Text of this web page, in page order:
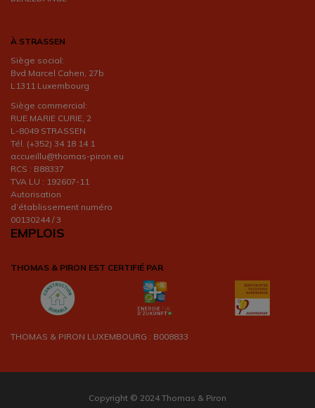
À STRASSEN
Siège social:
Bvd Marcel Cahen, 27b
L1311 Luxembourg
Siège commercial:
RUE MARIE CURIE, 2
L-8049 STRASSEN
Tél. (+352) 34 18 14 1
accueillu@thomas-piron.eu
RCS : B88337
TVA LU : 192607-11
Autorisation
d’établissement numéro
00130244 / 3
EMPLOIS
THOMAS & PIRON EST CERTIFIÉ PAR
THOMAS & PIRON LUXEMBOURG : B008833
Copyright © 2024 Thomas & Piron